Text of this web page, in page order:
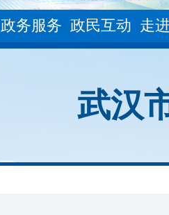
政务服务 政民互动 走
武汉